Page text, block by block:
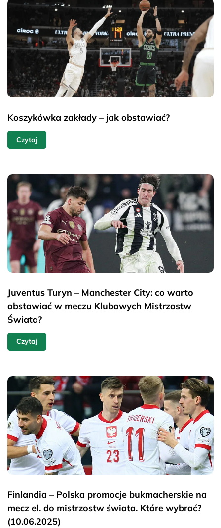
Koszykówka zakłady – jak obstawiać?
Czytaj
Juventus Turyn – Manchester City: co warto
obstawiać w meczu Klubowych Mistrzostw
Świata?
Czytaj
Finlandia – Polska promocje bukmacherskie na
mecz el. do mistrzostw świata. Które wybrać?
(10.06.2025)